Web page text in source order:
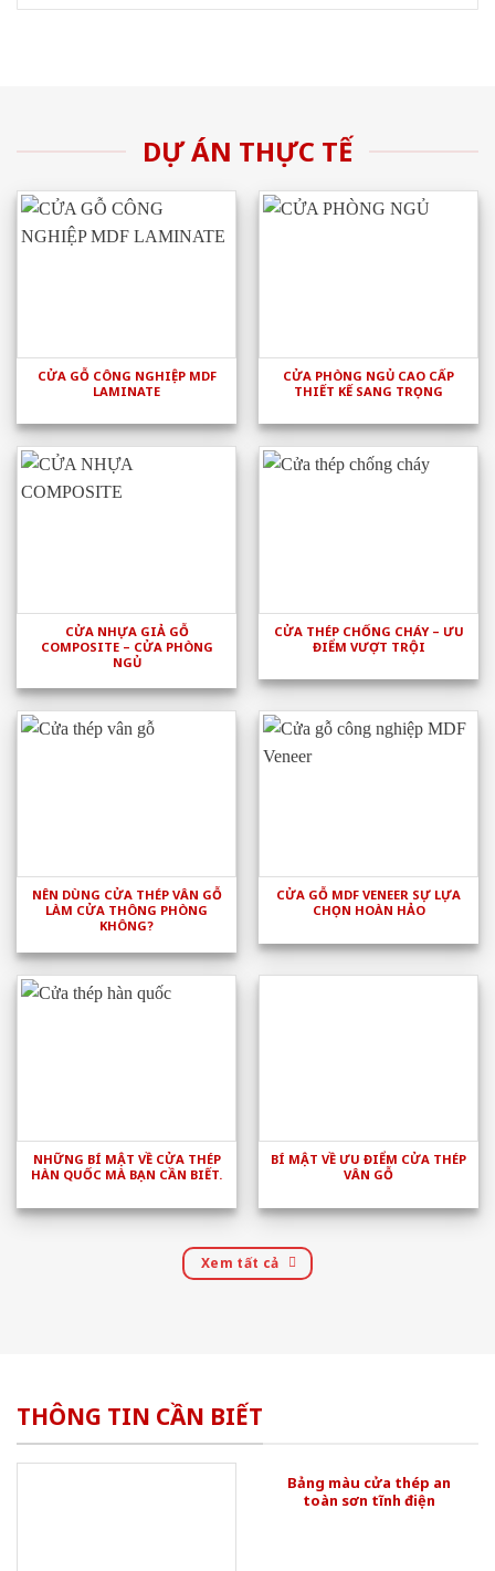
DỰ ÁN THỰC TẾ
CỬA GỖ CÔNG NGHIỆP MDF
LAMINATE
CỬA PHÒNG NGỦ CAO CẤP
THIẾT KẾ SANG TRỌNG
CỬA NHỰA GIẢ GỖ
COMPOSITE – CỬA PHÒNG
NGỦ
CỬA THÉP CHỐNG CHÁY – ƯU
ĐIỂM VƯỢT TRỘI
NÊN DÙNG CỬA THÉP VÂN GỖ
LÀM CỬA THÔNG PHÒNG
KHÔNG?
CỬA GỖ MDF VENEER SỰ LỰA
CHỌN HOÀN HẢO
NHỮNG BÍ MẬT VỀ CỬA THÉP
HÀN QUỐC MÀ BẠN CẦN BIẾT.
BÍ MẬT VỀ ƯU ĐIỂM CỬA THÉP
VÂN GỖ
Xem tất cả
THÔNG TIN CẦN BIẾT
Bảng màu cửa thép an
toàn sơn tĩnh điện